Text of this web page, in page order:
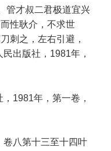
管才叔二君极道宜兴
性耿介，不求世
刺之，左右引避，
出版社，1981年，
1981年，第一卷，
卷八第十三至十四叶